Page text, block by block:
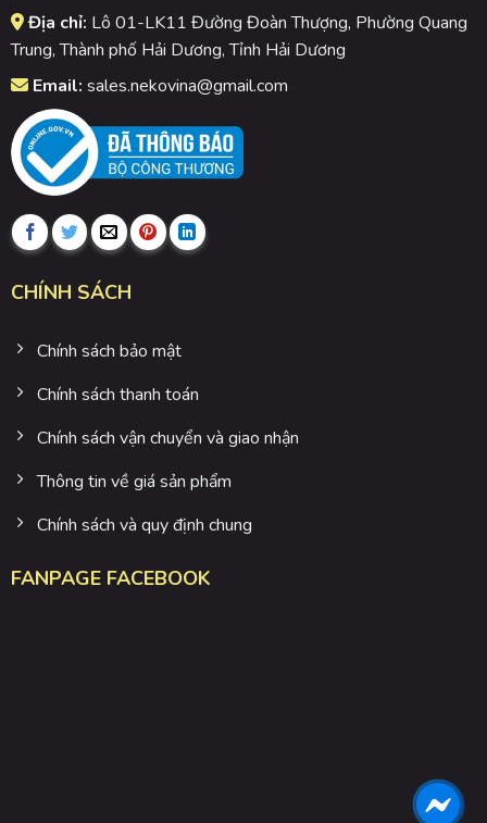
Địa chỉ: Lô 01-LK11 Đường Đoàn Thượng, Phường Quang
Trung, Thành phố Hải Dương, Tỉnh Hải Dương
Email: sales.nekovina@gmail.com
CHÍNH SÁCH
Chính sách bảo mật
Chính sách thanh toán
Chính sách vận chuyển và giao nhận
Thông tin về giá sản phẩm
Chính sách và quy định chung
FANPAGE FACEBOOK